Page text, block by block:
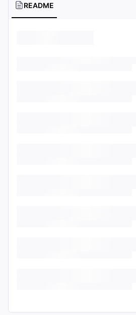
README